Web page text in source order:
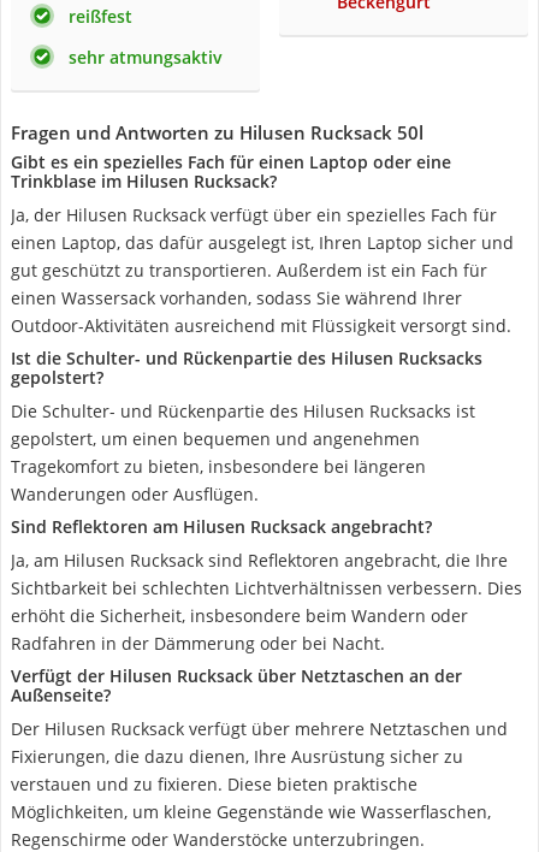
reißfest
sehr atmungsaktiv
Fragen und Antworten zu Hilusen Rucksack 50l
Gibt es ein spezielles Fach für einen Laptop oder eine
Trinkblase im Hilusen Rucksack?
Ja, der Hilusen Rucksack verfügt über ein spezielles Fach für
einen Laptop, das dafür ausgelegt ist, Ihren Laptop sicher und
gut geschützt zu transportieren. Außerdem ist ein Fach für
einen Wassersack vorhanden, sodass Sie während Ihrer
Outdoor-Aktivitäten ausreichend mit Flüssigkeit versorgt sind.
Ist die Schulter- und Rückenpartie des Hilusen Rucksacks
gepolstert?
Die Schulter- und Rückenpartie des Hilusen Rucksacks ist
gepolstert, um einen bequemen und angenehmen
Tragekomfort zu bieten, insbesondere bei längeren
Wanderungen oder Ausflügen.
Sind Reflektoren am Hilusen Rucksack angebracht?
Ja, am Hilusen Rucksack sind Reflektoren angebracht, die Ihre
Sichtbarkeit bei schlechten Lichtverhältnissen verbessern. Dies
erhöht die Sicherheit, insbesondere beim Wandern oder
Radfahren in der Dämmerung oder bei Nacht.
Verfügt der Hilusen Rucksack über Netztaschen an der
Außenseite?
Der Hilusen Rucksack verfügt über mehrere Netztaschen und
Fixierungen, die dazu dienen, Ihre Ausrüstung sicher zu
verstauen und zu fixieren. Diese bieten praktische
Möglichkeiten, um kleine Gegenstände wie Wasserflaschen,
Regenschirme oder Wanderstöcke unterzubringen.